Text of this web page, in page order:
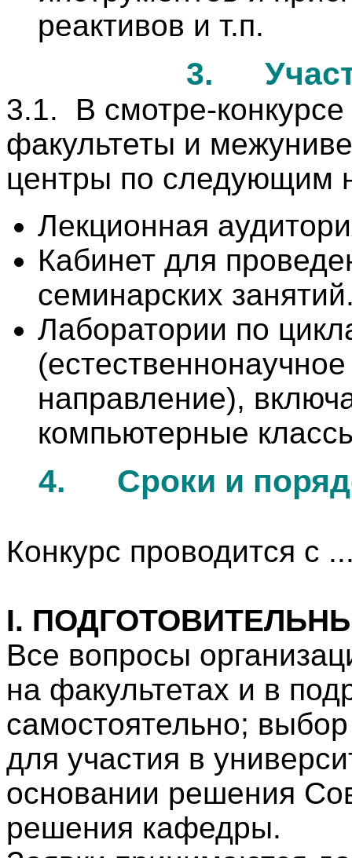
реактивов и т.п.
3.
3.1.
В смотре-
факультеты и
центры по следующим
Лекционная
Кабинет для
семинарских
Лаборатории по
направление),
компьютерные
4. Сроки и
Конкурс проводится
I.
Все вопросы
на факультетах и в
самостоятельно;
для участия в
основании решения
решения кафедры.